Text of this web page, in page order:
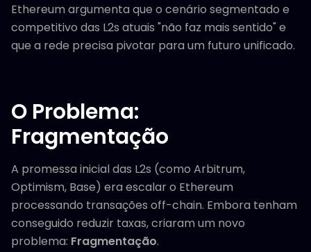
Ethereum argumenta que o cenário segmentado e
competitivo das L2s atuais "não faz mais sentido" e
que a rede precisa pivotar para um futuro unificado.
O Problema:
Fragmentação
A promessa inicial das L2s (como Arbitrum,
Optimism, Base) era escalar o Ethereum
processando transações off-chain. Embora tenham
conseguido reduzir taxas, criaram um novo
problema: Fragmentação.